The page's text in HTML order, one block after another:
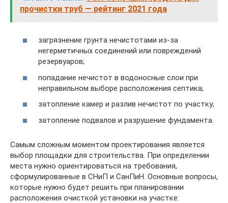
прочистки труб — рейтинг 2021 года
загрязнение грунта нечистотами из-за
негерметичных соединений или повреждений
резервуаров;
попадание нечистот в водоносные слои при
неправильном выборе расположения септика;
затопление камер и разлив нечистот по участку;
затопление подвалов и разрушение фундамента.
Самым сложным моментом проектирования является
выбор площадки для строительства. При определении
места нужно ориентироваться на требования,
сформулированные в СНиП и СанПиН. Основные вопросы,
которые нужно будет решить при планировании
расположения очисткой установки на участке: